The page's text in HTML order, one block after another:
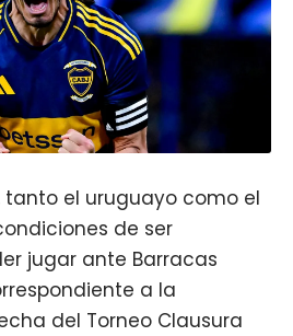
tanto el uruguayo como el
de ser
jugar ante Barracas
a la
del Torneo Clausura